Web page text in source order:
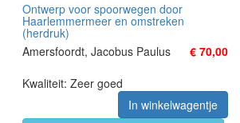
Ontwerp voor spoorwegen door
Haarlemmermeer en omstreken
(herdruk)
Amersfoordt, Jacobus Paulus
€ 70,00
Kwaliteit: Zeer goed
In winkelwagentje